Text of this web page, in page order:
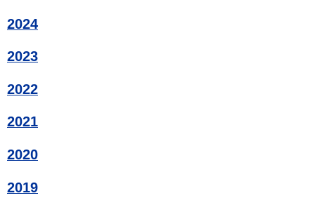
2024
2023
2022
2021
2020
2019